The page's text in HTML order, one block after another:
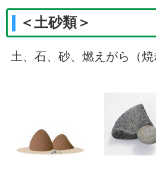
＜土砂類＞
土、石、砂、燃えがら（